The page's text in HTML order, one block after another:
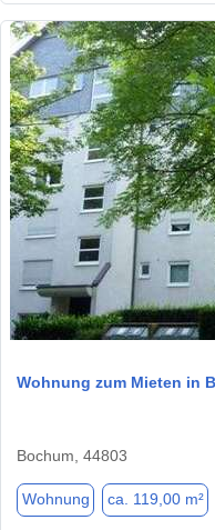
Wohnung zum Mieten in
Bochum, 44803
Wohnung ca. 119,00 m²